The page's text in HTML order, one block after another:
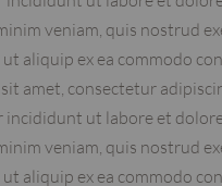
veniam, quis nostrud
aliquip ex ea commodo
amet, consectetur
incididunt ut labore et
veniam, quis nostrud
aliquip ex ea commodo